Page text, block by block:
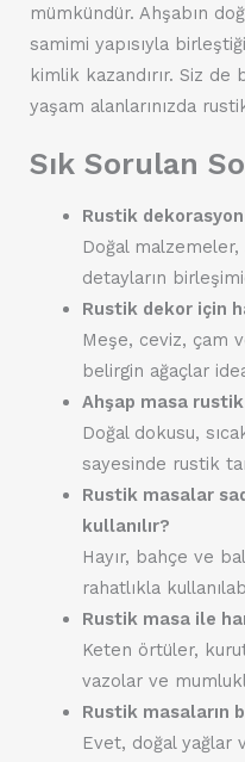
mümkündür. Ahşabın
samimi yapısıyla
kimlik kazandırır. Siz de
yaşam alanlarınızda
Sık Sorulan
Rustik
Doğal
detayların
Rustik dekor için
Meşe, ceviz, çam
belirgin ağaçlar
Ahşap masa
Doğal dokusu,
sayesinde rustik
Rustik masalar
kullanılır?
Hayır, bahçe ve
rahatlıkla
Rustik masa ile
Keten örtüler,
vazolar ve
Rustik masaların
Evet, doğal